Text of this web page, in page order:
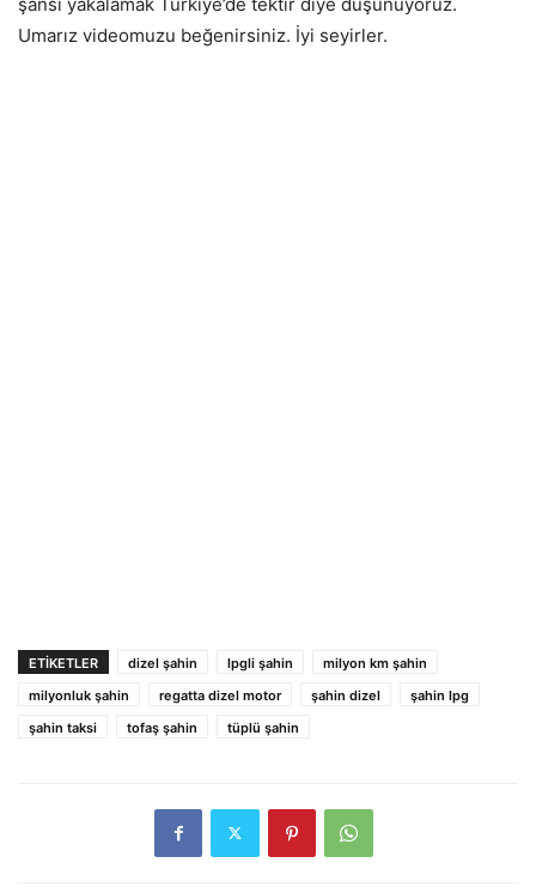
Umarız videomuzu beğenirsiniz. İyi seyirler.
ETIKETLER dizel şahin lpgli şahin
milyon km şahin
milyonluk şahin
regatta dizel motor şahin dizel
şahin lpg
şahin taksi
tofaş şahin tüplü şahin